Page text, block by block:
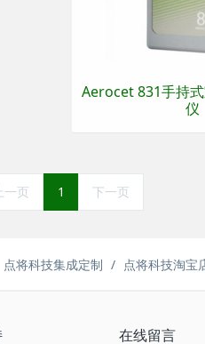
Aerocet 831手持
仪
上一页 1 下一页
点将科技集成定制 点将科技淘宝
在线留言